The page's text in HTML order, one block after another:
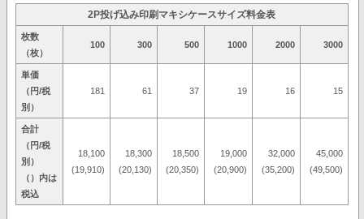
2P投げ込み印刷マキシケースサイズ料金表
枚数
（枚）
100 300 500 1000 2000 3000
単価
（円/税
別）
181 61 37 19 16 15
合計
（円/税
別）
（）内は
税込
18,100
(19,910)
18,300
(20,130)
18,500
(20,350)
19,000
(20,900)
32,000
(35,200)
45,000
(49,500)